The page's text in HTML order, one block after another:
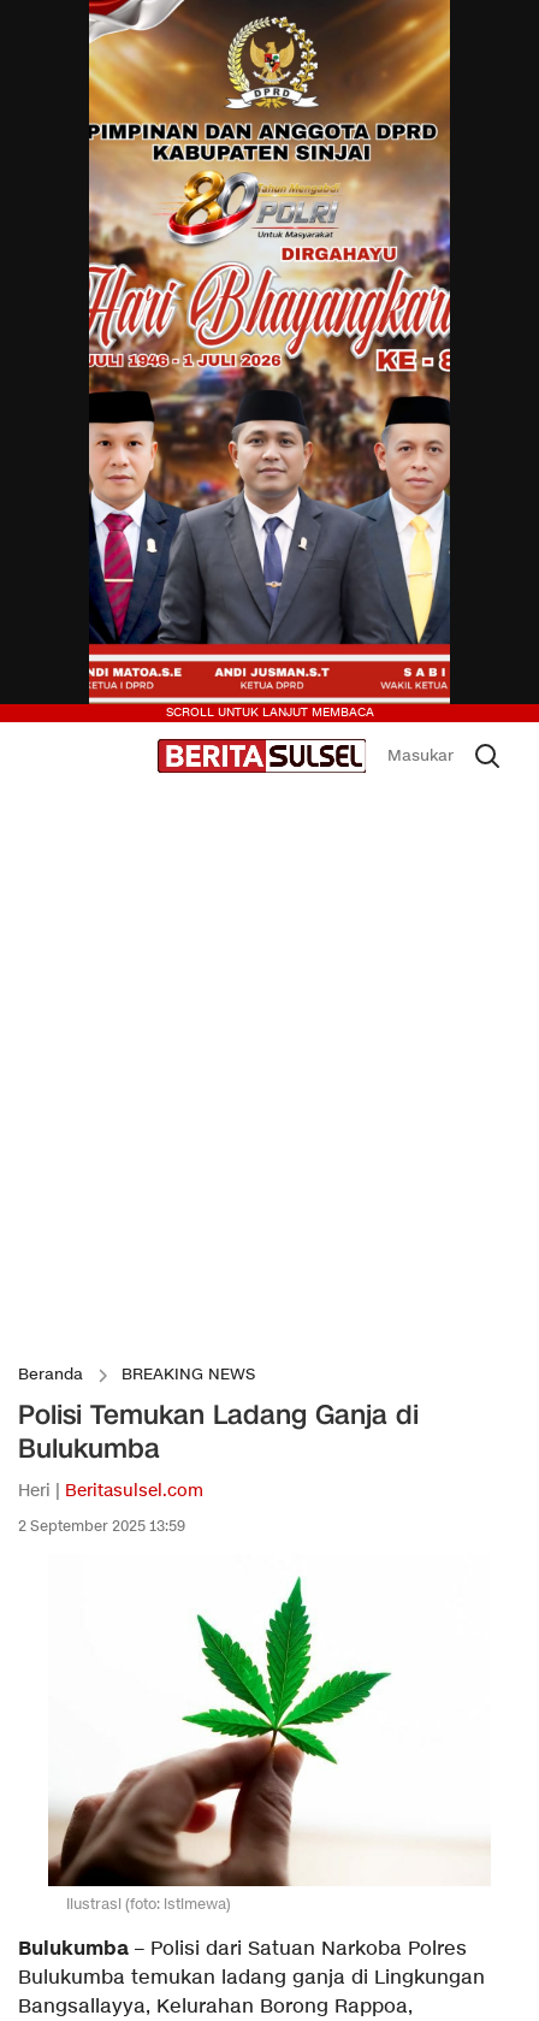
Beranda BREAKING NEWS
Polisi Temukan Ladang Ganja di
Bulukumba
Heri | Beritasulsel.com
2 September 2025 13:59
Ilustrasi (foto: istimewa)
Bulukumba – Polisi dari Satuan Narkoba Polres
Bulukumba temukan ladang ganja di Lingkungan
Bangsallayya, Kelurahan Borong Rappoa,